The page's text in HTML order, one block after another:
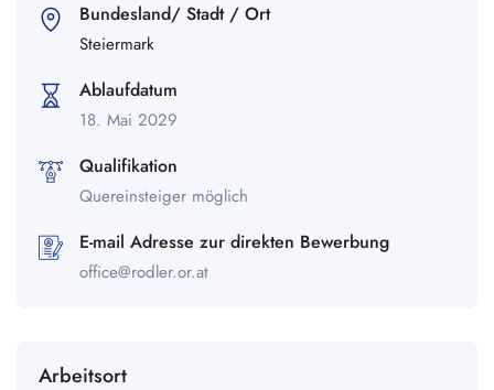
Bundesland/ Stadt / Ort
Steiermark
Ablaufdatum
18. Mai 2029
Qualifikation
Quereinsteiger möglich
E-mail Adresse zur direkten Bewerbung
office@rodler.or.at
Arbeitsort